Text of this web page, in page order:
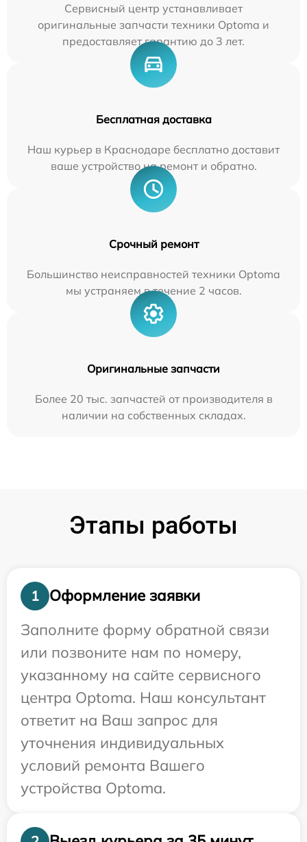
Сервисный центр устанавливает
оригинальные запчасти техники Optoma и
предоставляет гарантию до 3 лет.
Бесплатная доставка
Наш курьер в Краснодаре бесплатно доставит
ваше устройство на ремонт и обратно.
Срочный ремонт
Большинство неисправностей техники Optoma
мы устраняем в течение 2 часов.
Оригинальные запчасти
Более 20 тыс. запчастей от производителя в
наличии на собственных складах.
Этапы работы
1
Оформление заявки
Заполните форму обратной связи
или позвоните нам по номеру,
указанному на сайте сервисного
центра Optoma. Наш консультант
ответит на Ваш запрос для
уточнения индивидуальных
условий ремонта Вашего
устройства Optoma.